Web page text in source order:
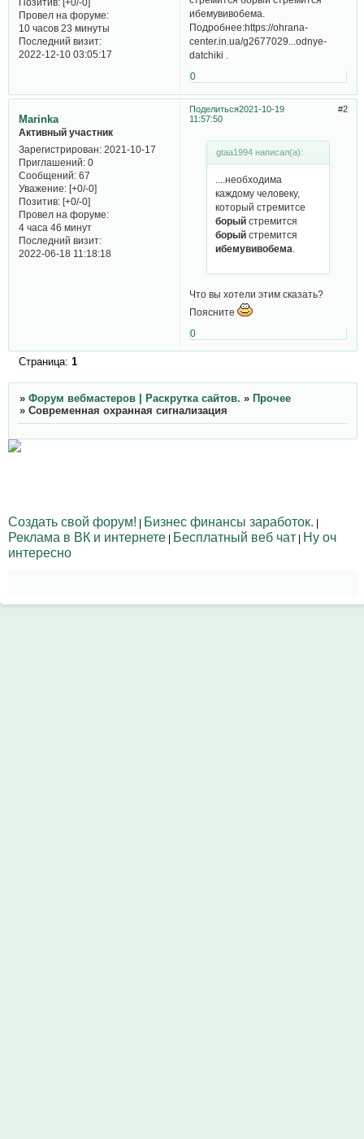
Провел на форуме:
10 часов 23 минуты
Последний визит:
2022-12-10 03:05:17
ибемувивобема.
Подробнее:https://ohrana-
center.in.ua/g2677029...odnye-
datchiki .
0
Поделиться 2
2021-10-19
11:57:50
Marinka
Активный участник
Зарегистрирован: 2021-10-17
Приглашений:0
Сообщений:67
Уважение: [+0/-0]
Позитив: [+0/-0]
Провел на форуме:
4 часа 46 минут
Последний визит:
2022-06-18 11:18:18
gtaa1994 написал(а):
....необходима
каждому человеку,
который стремитсе
борый стремится
борый стремится
ибемувивобема
Что вы хотели этим сказать?
Поясните
0
Страница: 1
» Форум вебмастеров | Раскрутка сайтов. » Прочее
» Современная охранная сигнализация
Создать свой форум! | Бизнес финансы заработок. |
Реклама в ВК и интернете | Бесплатный веб чат | Ну оч
интересно